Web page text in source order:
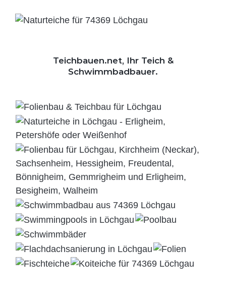
Teichbauen.net, Ihr Teich &
Schwimmbadbauer.